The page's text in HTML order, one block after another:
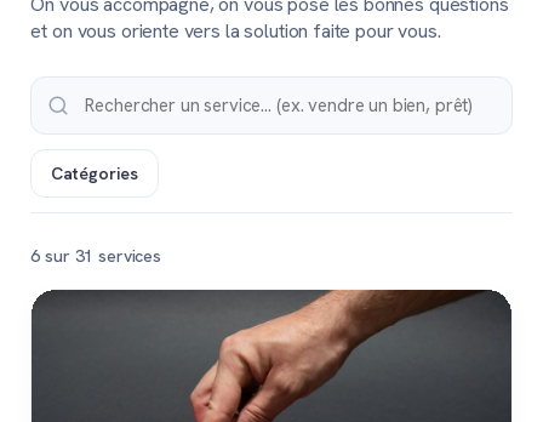
et on vous oriente vers la solution faite pour vous.
Catégories
6 sur 31 services